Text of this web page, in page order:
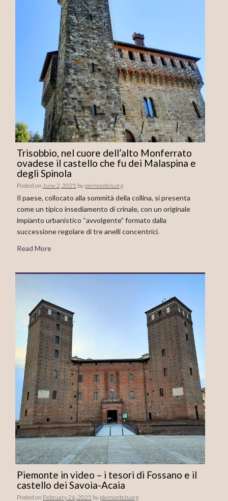
Trisobbio, nel cuore dell’alto Monferrato
ovadese il castello che fu dei Malaspina e
degli Spinola
Posted on June 2, 2025 by piemonteis.org
Il paese, collocato alla sommità della collina, si presenta
come un tipico insediamento di crinale, con un originale
impianto urbanistico “avvolgente” formato dalla
successione regolare di tre anelli concentrici.
Read More
Piemonte in video – i tesori di Fossano e il
castello dei Savoia-Acaia
Posted on February 26, 2025 by piemonteis.org